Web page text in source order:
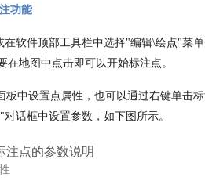
功能
软件顶部工具栏中选择"编辑\绘点"菜
地图中点击即可以开始标注点。
中设置点属性，也可以通过右键单击
话框中设置参数，如下图所示。